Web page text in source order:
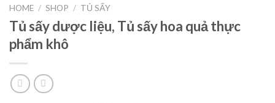
Add to
wishlist
HOME / SHOP / TỦ SẤY
Tủ sấy dược liệu, Tủ sấy hoa quả thực
phẩm khô